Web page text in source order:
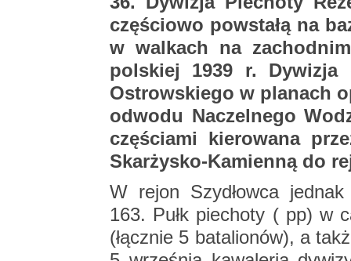
czę­ścio­wo po­wsta­łą na
w wal­kach na
pol­skiej 1939 r. Dy­wi­zja
Ostrow­skie­go w pla­nach
od­wo­du Na­czel­ne­go
czę­ścia­mi kie­ro­wa­na
Skar­ży­sko-Ka­mien­ną do
W rejon Szy­dłow­ca
163. Pułk pie­cho­ty ( pp) w
(łącz­nie 5 ba­ta­lio­nów), a